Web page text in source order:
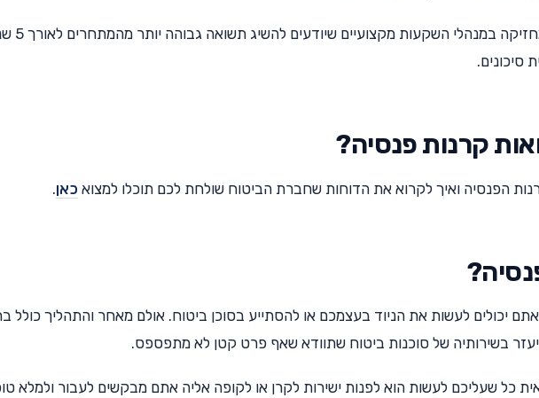
קרן פנסיה טובה היא כזו
סיכונים.
קרנות פנסיה?
הפנסיה ואיך לקרוא את הדוחות שחברת הביטוח שולחת לכם תוכלו למצוא כאן.
יכולים לעשות את הניוד בעצמכם או להסתייע בסוכן ביטוח. אולם מאחר והתהליך כולל
בשירותיה של סוכנות ביטוח שתוודא שאף פרט קטן לא מתפספס.
כל שעליכם לעשות הוא לפנות ישירות לקרן או לקופה אליה אתם מבקשים לעבור ולמלא